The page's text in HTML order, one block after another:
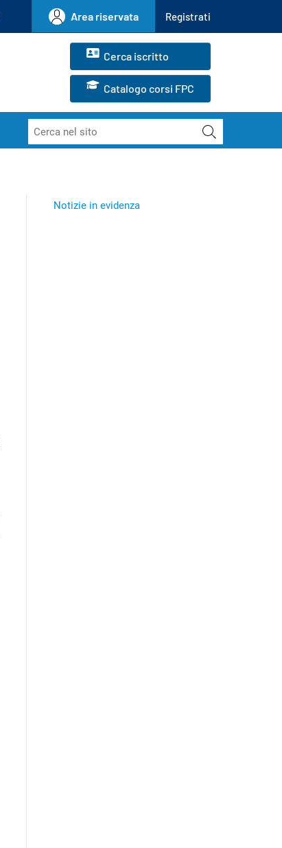
Area riservata Registrati
Cerca iscritto
Catalogo corsi FPC
Cerca
Notizie in evidenza